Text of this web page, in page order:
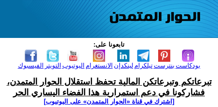
تابعونا على:
الفيسبوك التويتر اليوتيوب الانستغرام لينكدإن تيلكرامبنترست بودكاست
تبرعاتكم وتبرعاتكن المالية تحفظ استقلال الحوار المتمدن،
فشاركونا في دعم استمرارية هذا الفضاء اليساري الحر
[اشترك في قناة ‫«الحوار المتمدن» على اليوتيوب]